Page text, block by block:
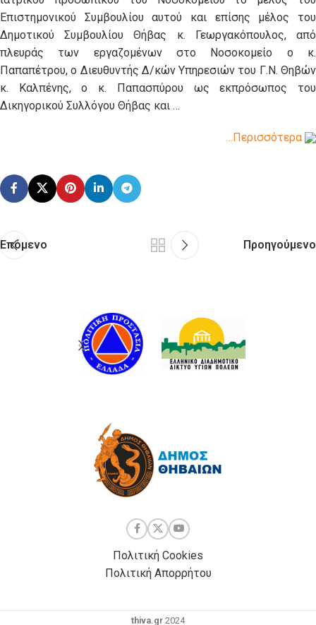
Επιστημονικού Συμβουλίου αυτού και επίσης μέλος του
Δημοτικού Συμβουλίου Θήβας κ. Γεωργακόπουλος, από
πλευράς των εργαζομένων στο Νοσοκομείο ο κ.
Παπαπέτρου, ο Διευθυντής Δ/κών Υπηρεσιών του Γ.Ν. Θηβών
κ. Καλπένης, o κ. Παπασπύρου ως εκπρόσωπος του
Δικηγορικού Συλλόγου Θήβας και …
…Περισσότερα
Επόμενο Προηγούμενο
Πολιτική Cookies
Πολιτική Απορρήτου
thiva.gr 2024